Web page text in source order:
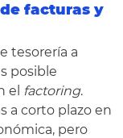
facturas y
tesorería a
posible
el factoring.
a corto plazo en
pero